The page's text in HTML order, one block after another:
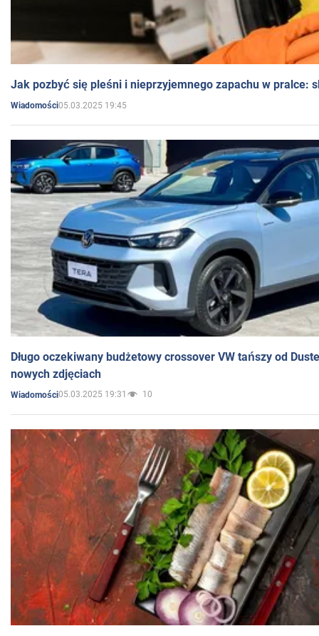
Jak pozbyć się pleśni i nieprzyjemnego zapachu w pralce:
Wiadomości05.03.2025 19:45
Długo oczekiwany budżetowy crossover VW tańszy od
nowych zdjęciach
Wiadomości05.03.2025 19:31 10